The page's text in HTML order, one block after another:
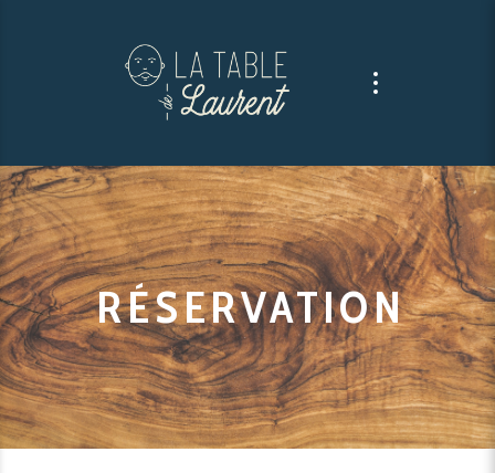
RÉSERVATION